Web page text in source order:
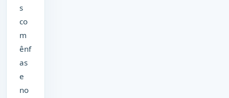
s
co
m
ênf
as
e
no